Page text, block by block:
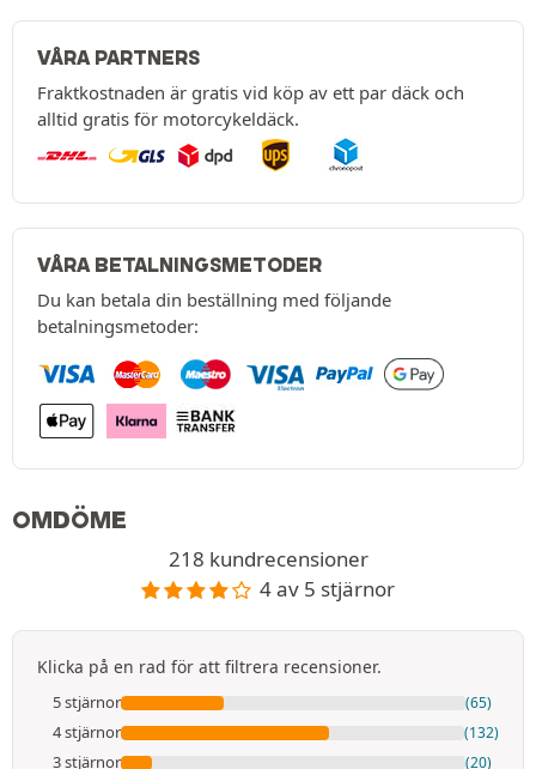
VÅRA PARTNERS
Fraktkostnaden är gratis vid köp av ett par däck och
alltid gratis för motorcykeldäck.
VÅRA BETALNINGSMETODER
Du kan betala din beställning med följande
betalningsmetoder:
OMDÖME
218 kundrecensioner
4 av 5 stjärnor
Klicka på en rad för att filtrera recensioner.
5 stjärnor (65)
4 stjärnor (132)
3 stjärnor (20)